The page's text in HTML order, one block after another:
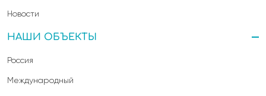
Новости
НАШИ ОБЪЕКТЫ
Россия
Международный